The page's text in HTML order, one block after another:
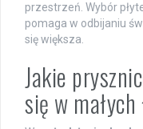
przestrzeń. Wybór
pomaga w odbijaniu
się większa.
Jakie
się w